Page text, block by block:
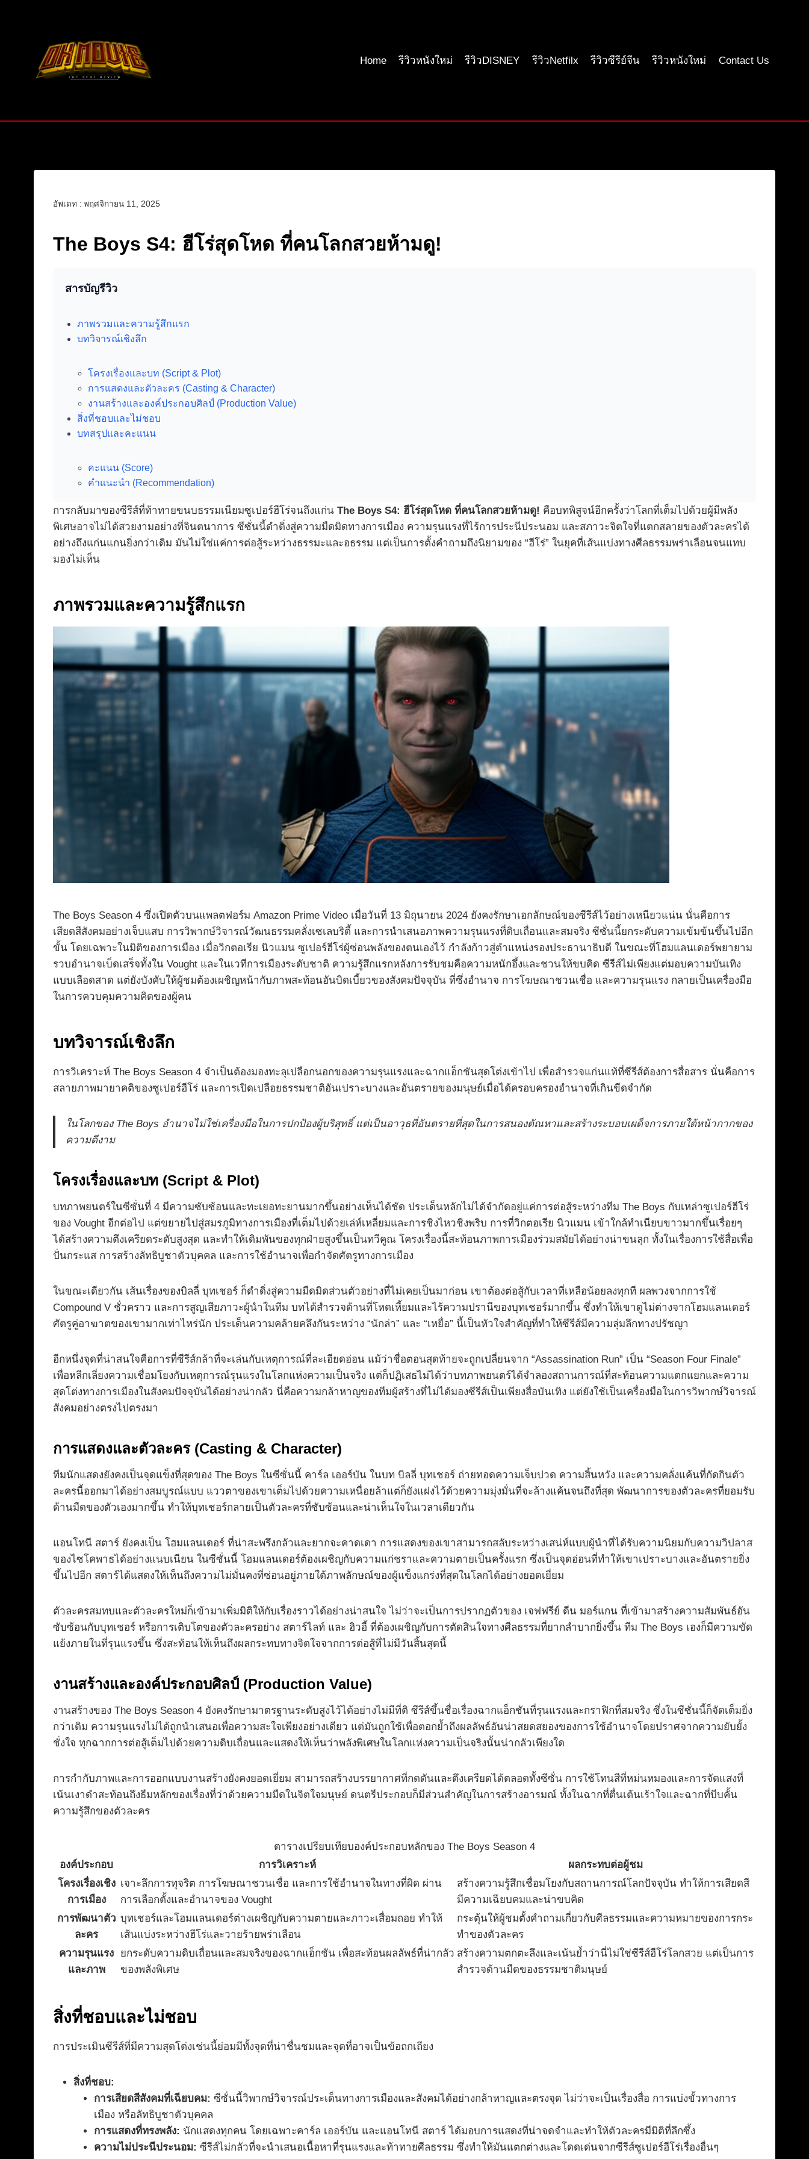
Home
รีวิวหนังใหม่ รีวิวDISNEY รีวิวNetfilx รีวิวซีรีย์จีน รีวิวหนังใหม่ Contact Us
อัพเดท : พฤศจิกายน 11, 2025
The Boys S4: ฮีโร่สุดโหด ที่คนโลกสวยห้ามดู!
สารบัญรีวิว
ภาพรวมและความรู้สึกแรก
บทวิจารณ์เชิงลึก
โครงเรื่องและบท (Script & Plot)
การแสดงและตัวละคร (Casting & Character)
งานสร้างและองค์ประกอบศิลป์ (Production Value)
สิ่งที่ชอบและไม่ชอบ
บทสรุปและคะแนน
คะแนน (Score)
คำแนะนำ (Recommendation)
การกลับมาของซีรีส์ที่ท้าทายขนบธรรมเนียมซูเปอร์ฮีโร่จนถึงแก่น The Boys S4: ฮีโร่สุดโหด ที่คนโลกสวยห้ามดู! คือบทพิสูจน์อีกครั้งว่าโลกที่เต็มไปด้วยผู้มีพลัง
พิเศษอาจไม่ได้สวยงามอย่างที่จินตนาการ ซีซั่นนี้ดำดิ่งสู่ความมืดมิดทางการเมือง ความรุนแรงที่ไร้การประนีประนอม และสภาวะจิตใจที่แตกสลายของตัวละครได้
อย่างถึงแก่นแกนยิ่งกว่าเดิม มันไม่ใช่แค่การต่อสู้ระหว่างธรรมะและอธรรม แต่เป็นการตั้งคำถามถึงนิยามของ “ฮีโร่” ในยุคที่เส้นแบ่งทางศีลธรรมพร่าเลือนจนแทบ
มองไม่เห็น
ภาพรวมและความรู้สึกแรก
The Boys Season 4 ซึ่งเปิดตัวบนแพลตฟอร์ม Amazon Prime Video เมื่อวันที่ 13 มิถุนายน 2024 ยังคงรักษาเอกลักษณ์ของซีรีส์ไว้อย่างเหนียวแน่น นั่นคือการ
เสียดสีสังคมอย่างเจ็บแสบ การวิพากษ์วิจารณ์วัฒนธรรมคลั่งเซเลบริตี้ และการนำเสนอภาพความรุนแรงที่ดิบเถื่อนและสมจริง ซีซั่นนี้ยกระดับความเข้มข้นขึ้นไปอีก
ขั้น โดยเฉพาะในมิติของการเมือง เมื่อวิกตอเรีย นิวแมน ซูเปอร์ฮีโร่ผู้ซ่อนพลังของตนเองไว้ กำลังก้าวสู่ตำแหน่งรองประธานาธิบดี ในขณะที่โฮมแลนเดอร์พยายาม
รวบอำนาจเบ็ดเสร็จทั้งใน Vought และในเวทีการเมืองระดับชาติ ความรู้สึกแรกหลังการรับชมคือความหนักอึ้งและชวนให้ขบคิด ซีรีส์ไม่เพียงแต่มอบความบันเทิง
แบบเลือดสาด แต่ยังบังคับให้ผู้ชมต้องเผชิญหน้ากับภาพสะท้อนอันบิดเบี้ยวของสังคมปัจจุบัน ที่ซึ่งอำนาจ การโฆษณาชวนเชื่อ และความรุนแรง กลายเป็นเครื่องมือ
ในการควบคุมความคิดของผู้คน
บทวิจารณ์เชิงลึก
การวิเคราะห์ The Boys Season 4 จำเป็นต้องมองทะลุเปลือกนอกของความรุนแรงและฉากแอ็กชันสุดโต่งเข้าไป เพื่อสำรวจแก่นแท้ที่ซีรีส์ต้องการสื่อสาร นั่นคือการ
สลายภาพมายาคติของซูเปอร์ฮีโร่ และการเปิดเปลือยธรรมชาติอันเปราะบางและอันตรายของมนุษย์เมื่อได้ครอบครองอำนาจที่เกินขีดจำกัด
ในโลกของ The Boys อำนาจไม่ใช่เครื่องมือในการปกป้องผู้บริสุทธิ์ แต่เป็นอาวุธที่อันตรายที่สุดในการสนองตัณหาและสร้างระบอบเผด็จการภายใต้หน้ากากของ
ความดีงาม
โครงเรื่องและบท (Script & Plot)
บทภาพยนตร์ในซีซั่นที่ 4 มีความซับซ้อนและทะเยอทะยานมากขึ้นอย่างเห็นได้ชัด ประเด็นหลักไม่ได้จำกัดอยู่แค่การต่อสู้ระหว่างทีม The Boys กับเหล่าซูเปอร์ฮีโร่
ของ Vought อีกต่อไป แต่ขยายไปสู่สมรภูมิทางการเมืองที่เต็มไปด้วยเล่ห์เหลี่ยมและการชิงไหวชิงพริบ การที่วิกตอเรีย นิวแมน เข้าใกล้ทำเนียบขาวมากขึ้นเรื่อยๆ
ได้สร้างความตึงเครียดระดับสูงสุด และทำให้เดิมพันของทุกฝ่ายสูงขึ้นเป็นทวีคูณ โครงเรื่องนี้สะท้อนภาพการเมืองร่วมสมัยได้อย่างน่าขนลุก ทั้งในเรื่องการใช้สื่อเพื่อ
ปั่นกระแส การสร้างลัทธิบูชาตัวบุคคล และการใช้อำนาจเพื่อกำจัดศัตรูทางการเมือง
ในขณะเดียวกัน เส้นเรื่องของบิลลี่ บุทเชอร์ ก็ดำดิ่งสู่ความมืดมิดส่วนตัวอย่างที่ไม่เคยเป็นมาก่อน เขาต้องต่อสู้กับเวลาที่เหลือน้อยลงทุกที ผลพวงจากการใช้
Compound V ชั่วคราว และการสูญเสียภาวะผู้นำในทีม บทได้สำรวจด้านที่โหดเหี้ยมและไร้ความปรานีของบุทเชอร์มากขึ้น ซึ่งทำให้เขาดูไม่ต่างจากโฮมแลนเดอร์
ศัตรูคู่อาฆาตของเขามากเท่าไหร่นัก ประเด็นความคล้ายคลึงกันระหว่าง “นักล่า” และ “เหยื่อ” นี้เป็นหัวใจสำคัญที่ทำให้ซีรีส์มีความลุ่มลึกทางปรัชญา
อีกหนึ่งจุดที่น่าสนใจคือการที่ซีรีส์กล้าที่จะเล่นกับเหตุการณ์ที่ละเอียดอ่อน แม้ว่าชื่อตอนสุดท้ายจะถูกเปลี่ยนจาก “Assassination Run” เป็น “Season Four Finale”
เพื่อหลีกเลี่ยงความเชื่อมโยงกับเหตุการณ์รุนแรงในโลกแห่งความเป็นจริง แต่ก็ปฏิเสธไม่ได้ว่าบทภาพยนตร์ได้จำลองสถานการณ์ที่สะท้อนความแตกแยกและความ
สุดโต่งทางการเมืองในสังคมปัจจุบันได้อย่างน่ากลัว นี่คือความกล้าหาญของทีมผู้สร้างที่ไม่ได้มองซีรีส์เป็นเพียงสื่อบันเทิง แต่ยังใช้เป็นเครื่องมือในการวิพากษ์วิจารณ์
สังคมอย่างตรงไปตรงมา
การแสดงและตัวละคร (Casting & Character)
ทีมนักแสดงยังคงเป็นจุดแข็งที่สุดของ The Boys ในซีซั่นนี้ คาร์ล เออร์บัน ในบท บิลลี่ บุทเชอร์ ถ่ายทอดความเจ็บปวด ความสิ้นหวัง และความคลั่งแค้นที่กัดกินตัว
ละครนี้ออกมาได้อย่างสมบูรณ์แบบ แววตาของเขาเต็มไปด้วยความเหนื่อยล้าแต่ก็ยังแฝงไว้ด้วยความมุ่งมั่นที่จะล้างแค้นจนถึงที่สุด พัฒนาการของตัวละครที่ยอมรับ
ด้านมืดของตัวเองมากขึ้น ทำให้บุทเชอร์กลายเป็นตัวละครที่ซับซ้อนและน่าเห็นใจในเวลาเดียวกัน
แอนโทนี สตาร์ ยังคงเป็น โฮมแลนเดอร์ ที่น่าสะพรึงกลัวและยากจะคาดเดา การแสดงของเขาสามารถสลับระหว่างเสน่ห์แบบผู้นำที่ได้รับความนิยมกับความวิปลาส
ของไซโคพาธได้อย่างแนบเนียน ในซีซั่นนี้ โฮมแลนเดอร์ต้องเผชิญกับความแก่ชราและความตายเป็นครั้งแรก ซึ่งเป็นจุดอ่อนที่ทำให้เขาเปราะบางและอันตรายยิ่ง
ขึ้นไปอีก สตาร์ได้แสดงให้เห็นถึงความไม่มั่นคงที่ซ่อนอยู่ภายใต้ภาพลักษณ์ของผู้แข็งแกร่งที่สุดในโลกได้อย่างยอดเยี่ยม
ตัวละครสมทบและตัวละครใหม่ก็เข้ามาเพิ่มมิติให้กับเรื่องราวได้อย่างน่าสนใจ ไม่ว่าจะเป็นการปรากฏตัวของ เจฟฟรีย์ ดีน มอร์แกน ที่เข้ามาสร้างความสัมพันธ์อัน
ซับซ้อนกับบุทเชอร์ หรือการเติบโตของตัวละครอย่าง สตาร์ไลท์ และ ฮิวอี้ ที่ต้องเผชิญกับการตัดสินใจทางศีลธรรมที่ยากลำบากยิ่งขึ้น ทีม The Boys เองก็มีความขัด
แย้งภายในที่รุนแรงขึ้น ซึ่งสะท้อนให้เห็นถึงผลกระทบทางจิตใจจากการต่อสู้ที่ไม่มีวันสิ้นสุดนี้
งานสร้างและองค์ประกอบศิลป์ (Production Value)
งานสร้างของ The Boys Season 4 ยังคงรักษามาตรฐานระดับสูงไว้ได้อย่างไม่มีที่ติ ซีรีส์ขึ้นชื่อเรื่องฉากแอ็กชันที่รุนแรงและกราฟิกที่สมจริง ซึ่งในซีซั่นนี้ก็จัดเต็มยิ่ง
กว่าเดิม ความรุนแรงไม่ได้ถูกนำเสนอเพื่อความสะใจเพียงอย่างเดียว แต่มันถูกใช้เพื่อตอกย้ำถึงผลลัพธ์อันน่าสยดสยองของการใช้อำนาจโดยปราศจากความยับยั้ง
ชั่งใจ ทุกฉากการต่อสู้เต็มไปด้วยความดิบเถื่อนและแสดงให้เห็นว่าพลังพิเศษในโลกแห่งความเป็นจริงนั้นน่ากลัวเพียงใด
การกำกับภาพและการออกแบบงานสร้างยังคงยอดเยี่ยม สามารถสร้างบรรยากาศที่กดดันและตึงเครียดได้ตลอดทั้งซีซั่น การใช้โทนสีที่หม่นหมองและการจัดแสงที่
เน้นเงาดำสะท้อนถึงธีมหลักของเรื่องที่ว่าด้วยความมืดในจิตใจมนุษย์ ดนตรีประกอบก็มีส่วนสำคัญในการสร้างอารมณ์ ทั้งในฉากที่ตื่นเต้นเร้าใจและฉากที่บีบคั้น
ความรู้สึกของตัวละคร
ตารางเปรียบเทียบองค์ประกอบหลักของ The Boys Season 4
องค์ประกอบ
การวิเคราะห์
ผลกระทบต่อผู้ชม
โครงเรื่องเชิง
การเมือง
เจาะลึกการทุจริต การโฆษณาชวนเชื่อ และการใช้อำนาจในทางที่ผิด ผ่าน
การเลือกตั้งและอำนาจของ Vought
สร้างความรู้สึกเชื่อมโยงกับสถานการณ์โลกปัจจุบัน ทำให้การเสียดสี
มีความเฉียบคมและน่าขบคิด
การพัฒนาตัว
ละคร
บุทเชอร์และโฮมแลนเดอร์ต่างเผชิญกับความตายและภาวะเสื่อมถอย ทำให้
เส้นแบ่งระหว่างฮีโร่และวายร้ายพร่าเลือน
กระตุ้นให้ผู้ชมตั้งคำถามเกี่ยวกับศีลธรรมและความหมายของการกระ
ทำของตัวละคร
ความรุนแรง
และภาพ
ยกระดับความดิบเถื่อนและสมจริงของฉากแอ็กชัน เพื่อสะท้อนผลลัพธ์ที่น่ากลัว
ของพลังพิเศษ
สร้างความตกตะลึงและเน้นย้ำว่านี่ไม่ใช่ซีรีส์ฮีโร่โลกสวย แต่เป็นการ
สำรวจด้านมืดของธรรมชาติมนุษย์
สิ่งที่ชอบและไม่ชอบ
การประเมินซีรีส์ที่มีความสุดโต่งเช่นนี้ย่อมมีทั้งจุดที่น่าชื่นชมและจุดที่อาจเป็นข้อถกเถียง
สิ่งที่ชอบ:
การเสียดสีสังคมที่เฉียบคม: ซีซั่นนี้วิพากษ์วิจารณ์ประเด็นทางการเมืองและสังคมได้อย่างกล้าหาญและตรงจุด ไม่ว่าจะเป็นเรื่องสื่อ การแบ่งขั้วทางการ
เมือง หรือลัทธิบูชาตัวบุคคล
การแสดงที่ทรงพลัง: นักแสดงทุกคน โดยเฉพาะคาร์ล เออร์บัน และแอนโทนี สตาร์ ได้มอบการแสดงที่น่าจดจำและทำให้ตัวละครมีมิติที่ลึกซึ้ง
ความไม่ประนีประนอม: ซีรีส์ไม่กลัวที่จะนำเสนอเนื้อหาที่รุนแรงและท้าทายศีลธรรม ซึ่งทำให้มันแตกต่างและโดดเด่นจากซีรีส์ซูเปอร์ฮีโร่เรื่องอื่นๆ